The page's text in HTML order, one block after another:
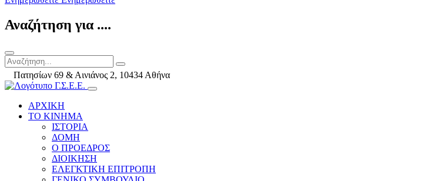
Αναζήτηση για ....
Πατησίων 69 & Αινιάνος 2, 10434 Αθήνα
ΑΡΧΙΚΗ
ΤΟ ΚΙΝΗΜΑ
ΙΣΤΟΡΙΑ
ΔΟΜΗ
Ο ΠΡΟΕΔΡΟΣ
ΔΙΟΙΚΗΣΗ
ΕΛΕΓΚΤΙΚΗ ΕΠΙΤΡΟΠΗ